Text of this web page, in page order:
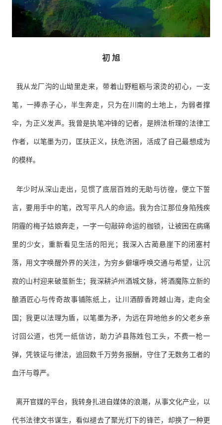
初 旭
我从龙厂沟的山坳里走来，带着山野粗粝与滚烫的初心，一支
笔，一捧赤子心，半生奔走，只为在川南的土地上，为弱者撑
伞，为正义发声。我曾是执笔冲锋的记者，是辨法析理的法律工
作者，以笔墨为刃，匡扶正义，扶危济困，活成了自己最想成为
的模样。
年少时从深山走出，见惯了底层百姓的无助与彷徨，便立下誓
言，要用手中的笔，改写平凡人的命运。我为合江那位身陷残疾
阴霾的梅子姑娘奔走，一字一句敲碎命运的枷锁，让被困在病痛
里的少女，重新看见生活的阳光；我深入古蔺悬崖下的闭塞村
落，用文字唤醒外界的关注，为穷乡僻壤呼唤交通与希望，让沉
寂的山村迎来破茧新生；我深耕泸州酒城文脉，将酒魔陈立新的
酿酒匠心与传奇故事铺陈纸上，让川酒醇香跨越山海，走向全
国；我更以法理为盾，以笔墨为矛，为远在异地他乡的父老乡亲
讨回公道，也凭一纸信访，助力泸县陈姓包工头，不费一枪一
弹，凭铁证与律法，追回数千万劳务报酬，守住了无数务工者的
血汗与尊严。
离开官媒的平台，我转身扎进自媒体的浪潮，从事文化产业，以
代书法律文书谋生，看似褪去了聚光灯下的锋芒，却换了一种更